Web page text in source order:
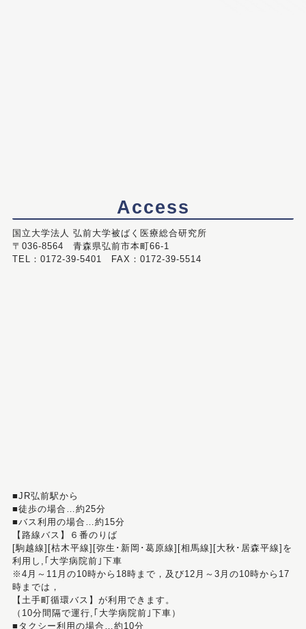
Access
国立大学法人 弘前大学被ばく医療総合研究所
〒036-8564 青森県弘前市本町66-1
TEL：0172-39-5401 FAX：0172-39-5514
■JR弘前駅から
■徒歩の場合…約25分
■バス利用の場合…約15分
【路線バス】６番のりば
[駒越線][枯木平線][弥生･新岡･葛原線][相馬線][大秋･居森平線]を
利用し,｢大学病院前｣下車
※4月～11月の10時から18時まで，及び12月～3月の10時から17
時までは，
【土手町循環バス】が利用できます。
（10分間隔で運行,｢大学病院前｣下車）
■タクシー利用の場合…約10分